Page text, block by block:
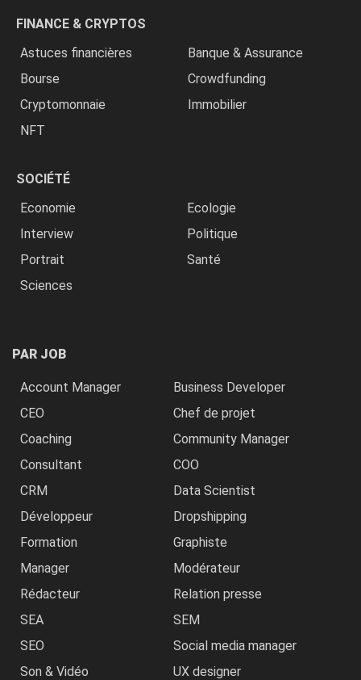
FINANCE & CRYPTOS
Astuces financières
Banque & Assurance
Bourse
Crowdfunding
Cryptomonnaie
Immobilier
NFT
SOCIÉTÉ
Economie
Ecologie
Interview
Politique
Portrait
Santé
Sciences
PAR JOB
Account Manager
Business Developer
CEO
Chef de projet
Coaching
Community Manager
Consultant
COO
CRM
Data Scientist
Développeur
Dropshipping
Formation
Graphiste
Manager
Modérateur
Rédacteur
Relation presse
SEA
SEM
SEO
Social media manager
Son & Vidéo
UX designer